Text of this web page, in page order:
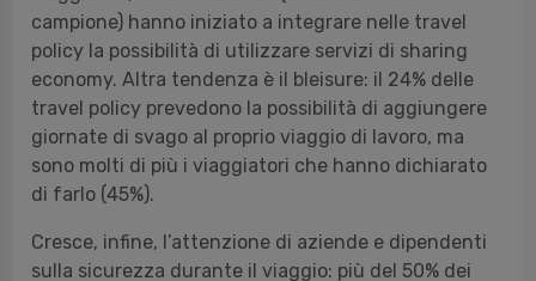
campione) hanno iniziato a integrare nelle travel
policy la possibilità di utilizzare servizi di sharing
economy. Altra tendenza è il bleisure: il 24% delle
travel policy prevedono la possibilità di aggiungere
giornate di svago al proprio viaggio di lavoro, ma
sono molti di più i viaggiatori che hanno dichiarato
di farlo (45%).
Cresce, infine, l’attenzione di aziende e dipendenti
sulla sicurezza durante il viaggio: più del 50% dei